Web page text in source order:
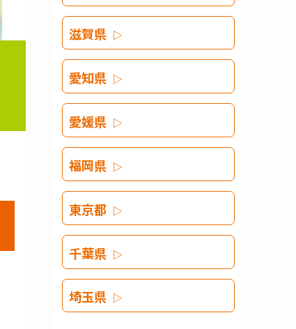
滋賀県
愛知県
愛媛県
福岡県
東京都
千葉県
埼玉県